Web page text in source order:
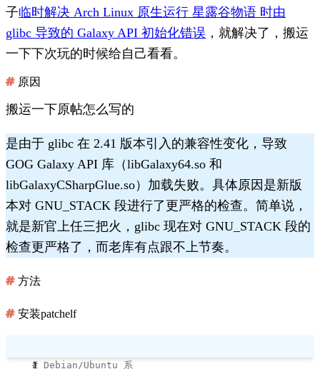
子临时解决 Arch Linux 原生运行 星露谷物语 时由
glibc 导致的 Galaxy API 初始化错误 ，就解决了，搬运
一下下次玩的时候给自己看看。
原因
搬运一下原帖怎么写的
是由于 glibc 在 2.41 版本引入的兼容性变化，导致
GOG Galaxy API 库（libGalaxy64.so 和
libGalaxyCSharpGlue.so）加载失败。具体原因是新版
本对 GNU_STACK 段进行了更严格的检查。简单说，
就是新官上任三把火，glibc 现在对 GNU_STACK 段的
检查更严格了，而老库有点跟不上节奏。
方法
安装patchelf
# Debian/Ubuntu 系